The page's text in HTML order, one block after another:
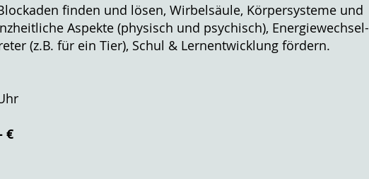
finden und lösen, Wirbelsäule, Körpersysteme und
Aspekte (physisch und psychisch), Energiewechsel-
(z.B. für ein Tier), Schul & Lernentwicklung fördern.
€